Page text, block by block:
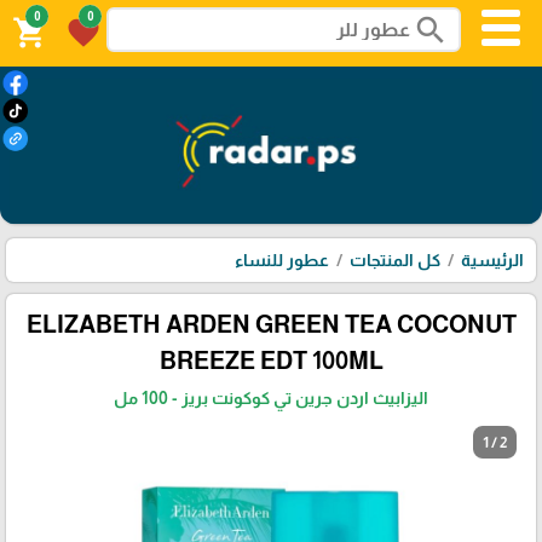
search
0
favorite
0
shopping_cart
الرئيسية كل المنتجات عطور للنساء
ELIZABETH ARDEN GREEN TEA COCONUT
BREEZE EDT 100ML
اليزابيث اردن جرين تي كوكونت بريز - 100 مل
1 / 2